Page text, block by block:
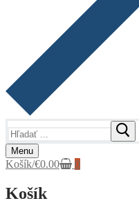
Menu
Košík/€0.00 0
Košík